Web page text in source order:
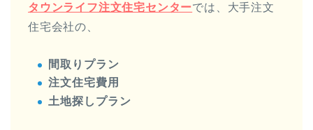
タウンライフ注文住宅センターでは、大手注文
住宅会社の、
間取りプラン
注文住宅費用
土地探しプラン